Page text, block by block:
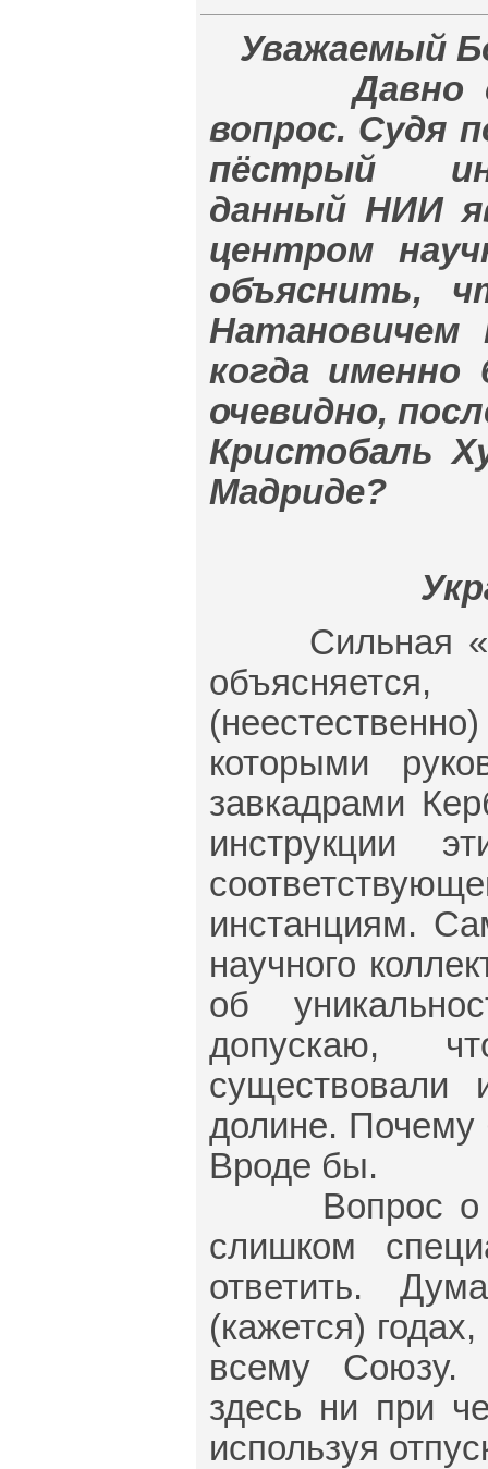
Уважаемый
Давно
вопрос. Судя
пёстрый
данный НИИ
центром
объяснить,
когда
очевидно,
Кристобаль
Мадриде?
Сильная
которыми
завкадрами
инстанциям.
научного
об
допускаю,
долине. Почему
Вроде бы.
Вопрос о
слишком
ответить.
(кажется)
всему Союзу.
здесь ни при
используя